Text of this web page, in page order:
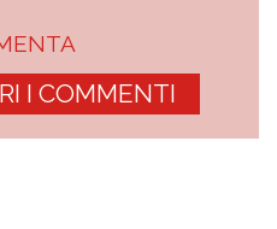
I COMMENTI